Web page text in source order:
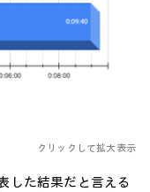
クリックして拡大表示
した結果だと言える